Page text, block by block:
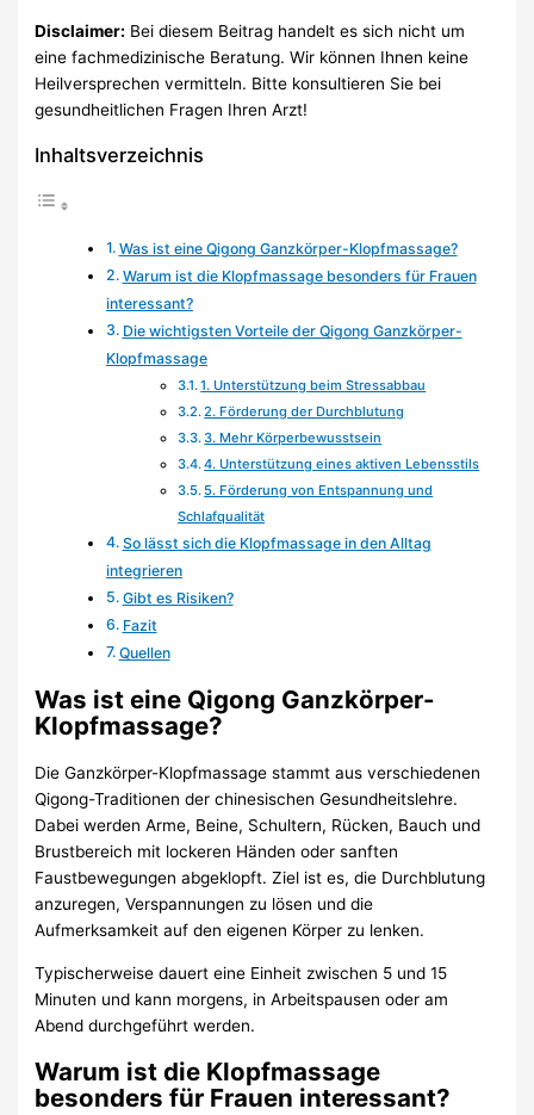
Disclaimer: Bei diesem Beitrag handelt es sich nicht um
eine fachmedizinische Beratung. Wir können Ihnen keine
Heilversprechen vermitteln. Bitte konsultieren Sie bei
gesundheitlichen Fragen Ihren Arzt!
Inhaltsverzeichnis
Was ist eine Qigong Ganzkörper-Klopfmassage?
Warum ist die Klopfmassage besonders für Frauen
interessant?
Die wichtigsten Vorteile der Qigong Ganzkörper-
Klopfmassage
1. Unterstützung beim Stressabbau
2. Förderung der Durchblutung
3. Mehr Körperbewusstsein
4. Unterstützung eines aktiven Lebensstils
5. Förderung von Entspannung und
Schlafqualität
So lässt sich die Klopfmassage in den Alltag
integrieren
Gibt es Risiken?
Fazit
Quellen
Was ist eine Qigong Ganzkörper-
Klopfmassage?
Die Ganzkörper-Klopfmassage stammt aus verschiedenen
Qigong-Traditionen der chinesischen Gesundheitslehre.
Dabei werden Arme, Beine, Schultern, Rücken, Bauch und
Brustbereich mit lockeren Händen oder sanften
Faustbewegungen abgeklopft. Ziel ist es, die Durchblutung
anzuregen, Verspannungen zu lösen und die
Aufmerksamkeit auf den eigenen Körper zu lenken.
Typischerweise dauert eine Einheit zwischen 5 und 15
Minuten und kann morgens, in Arbeitspausen oder am
Abend durchgeführt werden.
Warum ist die Klopfmassage
besonders für Frauen interessant?